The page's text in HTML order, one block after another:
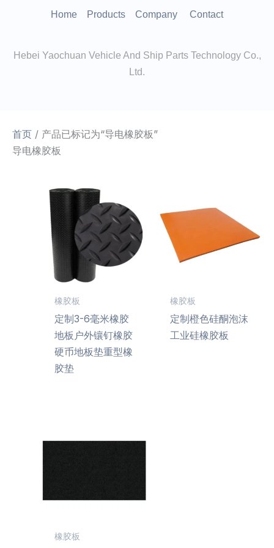
Home Products Company Contact
Hebei Yaochuan Vehicle And Ship Parts Technology Co.,
Ltd.
首页 / 产品已标记为“导电橡胶板”
导电橡胶板
橡胶板
定制3-6毫米橡胶
地板户外镶钉橡胶
硬币地板垫重型橡
胶垫
橡胶板
定制橙色硅酮泡沫
工业硅橡胶板
橡胶板